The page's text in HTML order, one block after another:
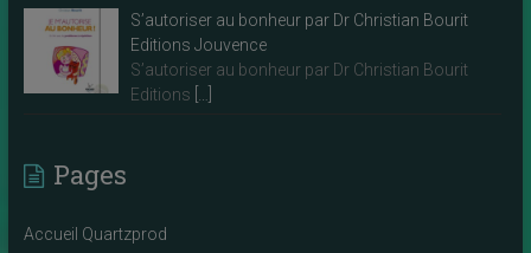
S’autoriser au bonheur par Dr Christian Bourit
Editions Jouvence
S’autoriser au bonheur par Dr Christian Bourit
Editions
Pages
Accueil Quartzprod